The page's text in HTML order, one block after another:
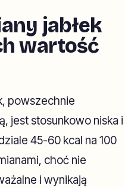
jabłek
wartość
powszechnie
jest stosunkowo niska i
45-60 kcal na 100
choć nie
i wynikają